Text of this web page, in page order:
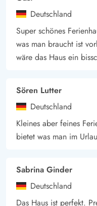
Deutschland
Super schönes
was man braucht ist
wäre das Haus ein
Sören Lutter
Deutschland
Kleines aber feines
bietet was man im
Sabrina Ginder
Deutschland
Das Haus ist perfekt.